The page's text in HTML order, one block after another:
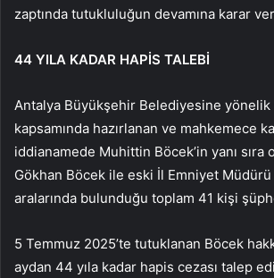
zaptında tutukluluğun devamına karar
44 YILA KADAR HAPİS TALEBİ
Antalya Büyükşehir Belediyesine
kapsamında hazırlanan ve mahkemece
iddianamede Muhittin Böcek’in yanı sıra
Gökhan Böcek ile eski İl Emniyet Müdürü
aralarında bulunduğu toplam 41 kişi
5 Temmuz 2025’te tutuklanan Böcek
aydan 44 yıla kadar hapis cezası talep